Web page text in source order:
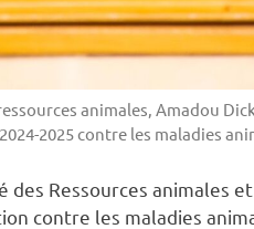
animales, Amadou
2025 contre les maladies
Ressources animales
contre les maladies